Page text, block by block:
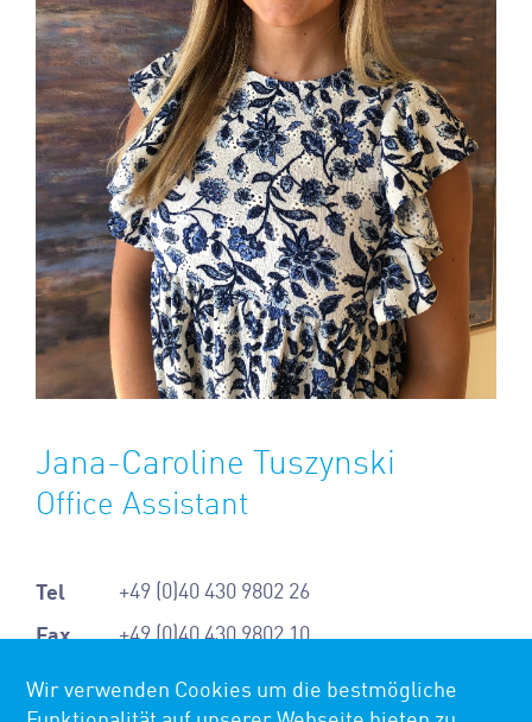
Jana-Caroline Tuszynski
Office Assistant
Tel
+49 (0)40 430 9802 26
Fax
+49 (0)40 430 9802 10
Mail
office@loeschnerlegal.com
Wir verwenden Cookies um die bestmögliche